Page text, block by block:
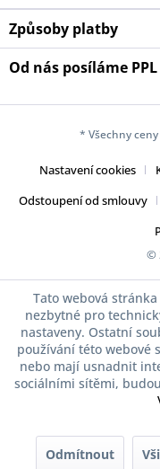
Způsoby platby
Od nás posíláme PPL
* Všechny
Nastavení cookies
Odstoupení od smlouvy
©
Tato webová
nezbytné pro
nastaveny. Ostatní
používání této webové
nebo mají usnadnit
sociálními sítěmi,
Odmítnout